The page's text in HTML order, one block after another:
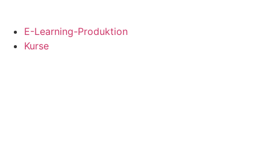
contentE-Learning-Produktion
Kurse